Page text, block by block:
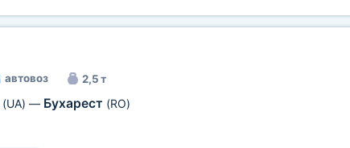
автовоз 2,5 т
(UA) — Бухарест (RO)